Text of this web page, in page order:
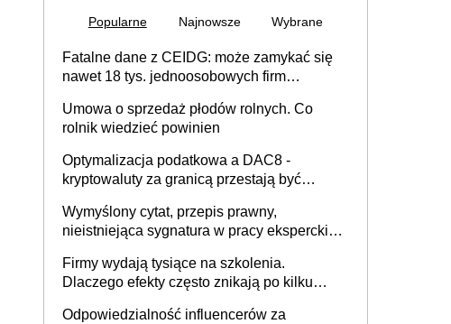
Popularne Najnowsze Wybrane
Fatalne dane z CEIDG: może zamykać się
nawet 18 tys. jednoosobowych firm
Umowa o sprzedaż płodów rolnych. Co
rolnik wiedzieć powinien
Optymalizacja podatkowa a DAC8 -
kryptowaluty za granicą przestają być
Wymyślony cytat, przepis prawny,
nieistniejąca sygnatura w pracy eksperckiej -
firmie
Firmy wydają tysiące na szkolenia.
Dlaczego efekty często znikają po kilku
Odpowiedzialność influencerów za